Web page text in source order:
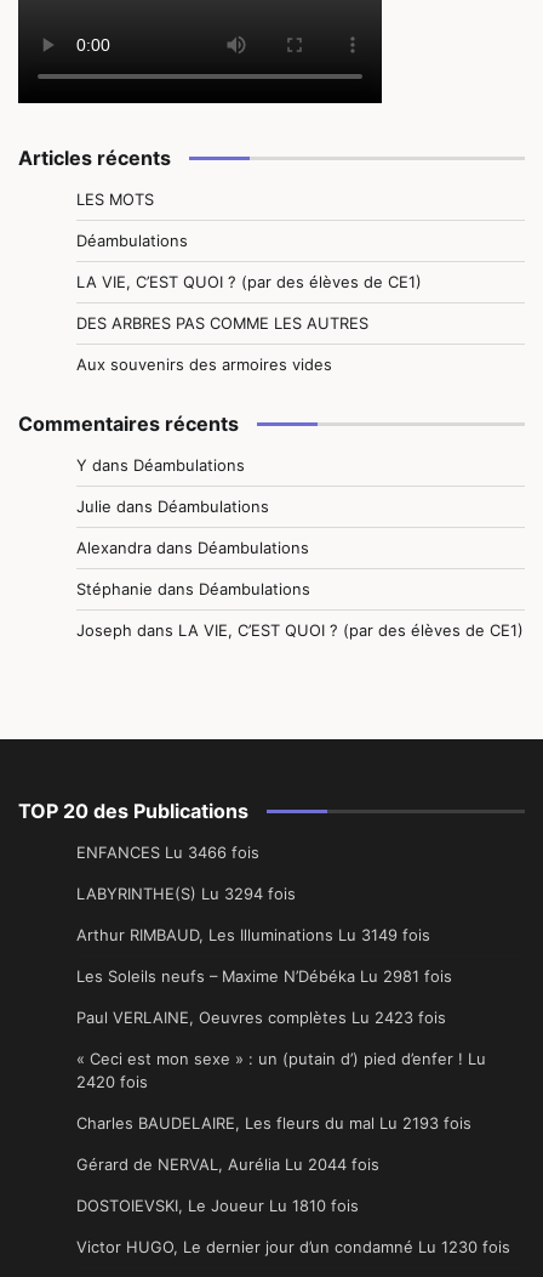
Articles récents
LES MOTS
Déambulations
LA VIE, C’EST QUOI ? (par des élèves de CE1)
DES ARBRES PAS COMME LES AUTRES
Aux souvenirs des armoires vides
Commentaires récents
Y dans Déambulations
Julie dans Déambulations
Alexandra dans Déambulations
Stéphanie dans Déambulations
Joseph dans LA VIE, C’EST QUOI ? (par des élèves de CE1)
TOP 20 des Publications
ENFANCES Lu 3466 fois
LABYRINTHE(S) Lu 3294 fois
Arthur RIMBAUD, Les Illuminations Lu 3149 fois
Les Soleils neufs – Maxime N’Débéka Lu 2981 fois
Paul VERLAINE, Oeuvres complètes Lu 2423 fois
« Ceci est mon sexe » : un (putain d’) pied d’enfer ! Lu
2420 fois
Charles BAUDELAIRE, Les fleurs du mal Lu 2193 fois
Gérard de NERVAL, Aurélia Lu 2044 fois
DOSTOIEVSKI, Le Joueur Lu 1810 fois
Victor HUGO, Le dernier jour d’un condamné Lu 1230 fois